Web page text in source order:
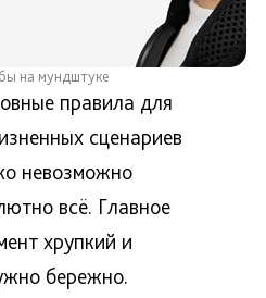
на мундштуке
правила для
сценариев
невозможно
всё. Главное
хрупкий и
бережно.